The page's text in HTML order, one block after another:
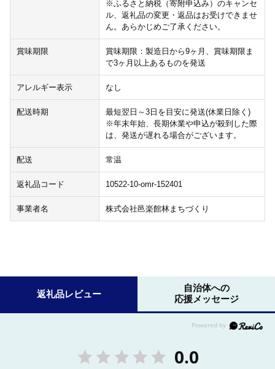
※ふるさと納税（寄附申込み）のキャンセ
ル、返礼品の変更・返品はお受けできませ
ん。あらかじめご了承ください。
賞味期限
賞味期限：製造日から9ヶ月、賞味期限ま
で3ヶ月以上あるものを発送
アレルギー表示 なし
配送時期
最短翌日～3日を目安に発送(休業日除く)
※年末年始、長期休業や申込が殺到した際
は、発送が遅れる場合がございます。
配送 常温
返礼品コード 10522-10-omr-152401
事業者名 株式会社邑楽館林まちづくり
返礼品レビュー
自治体への
応援メッセージ
0.0